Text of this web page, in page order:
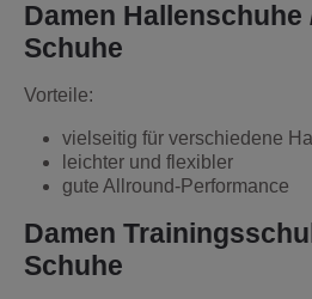
Damen Hallenschuhe
Schuhe
Vorteile:
vielseitig für verschiedene
leichter und flexibler
gute Allround-Performance
Damen
Schuhe